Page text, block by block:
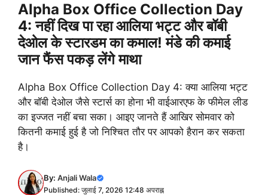
Alpha Box Office Collection Day
4: नहीं दिख पा रहा आलिया भट्ट और बॉबी
देओल के स्टारडम का कमाल! मंडे की कमाई
जान फैंस पकड़ लेंगे माथा
Alpha Box Office Collection Day 4: क्या आलिया भट्ट
और बॉबी देओल जैसे स्टार्स का होना भी वाईआरएफ के फीमेल लीड
का इज्जत नहीं बचा सका। आइए जानते हैं आखिर सोमवार को
कितनी कमाई हुई है जो निश्चित तौर पर आपको हैरान कर सकता
है।
By: Anjali Wala
Published: जुलाई 7, 2026 12:48 अपराह्न